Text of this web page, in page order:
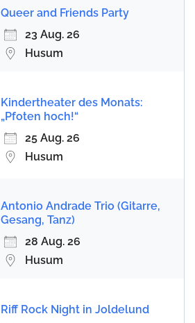
Queer and Friends Party
23 Aug. 26
Husum
Kindertheater des Monats:
„Pfoten hoch!“
25 Aug. 26
Husum
Antonio Andrade Trio (Gitarre,
Gesang, Tanz)
28 Aug. 26
Husum
Riff Rock Night in Joldelund